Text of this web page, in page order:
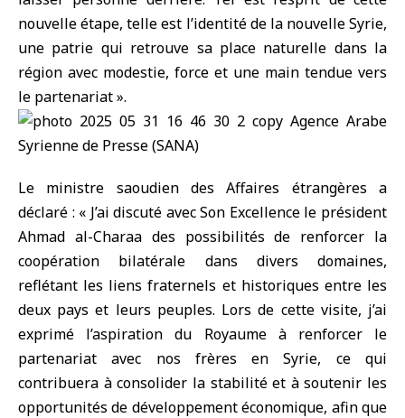
nouvelle étape, telle est l’identité de la nouvelle Syrie,
une patrie qui retrouve sa place naturelle dans la
région avec modestie, force et une main tendue vers
le partenariat ».
Le ministre saoudien des Affaires étrangères a
déclaré : « J’ai discuté avec Son Excellence le président
Ahmad al-Charaa des possibilités de renforcer la
coopération bilatérale dans divers domaines,
reflétant les liens fraternels et historiques entre les
deux pays et leurs peuples. Lors de cette visite, j’ai
exprimé l’aspiration du Royaume à renforcer le
partenariat avec nos frères en Syrie, ce qui
contribuera à consolider la stabilité et à soutenir les
opportunités de développement économique, afin que